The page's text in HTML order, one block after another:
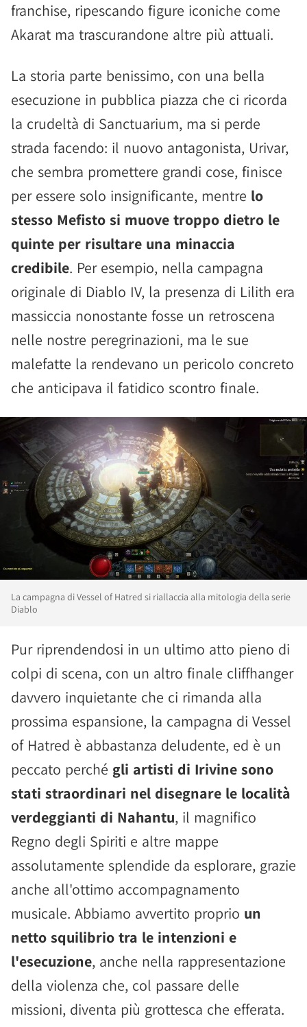
franchise, ripescando figure iconiche come
Akarat ma trascurandone altre più attuali.
La storia parte benissimo, con una bella
esecuzione in pubblica piazza che ci ricorda
la crudeltà di Sanctuarium, ma si perde
strada facendo: il nuovo antagonista, Urivar,
che sembra promettere grandi cose, finisce
per essere solo insignificante, mentre lo
stesso Mefisto si muove troppo dietro le
quinte per risultare una minaccia
credibile. Per esempio, nella campagna
originale di Diablo IV, la presenza di Lilith era
massiccia nonostante fosse un retroscena
nelle nostre peregrinazioni, ma le sue
malefatte la rendevano un pericolo concreto
che anticipava il fatidico scontro finale.
La campagna di Vessel of Hatred si riallaccia alla mitologia della serie
Diablo
Pur riprendendosi in un ultimo atto pieno di
colpi di scena, con un altro finale cliffhanger
davvero inquietante che ci rimanda alla
prossima espansione, la campagna di Vessel
of Hatred è abbastanza deludente, ed è un
peccato perché gli artisti di Irivine sono
stati straordinari nel disegnare le località
verdeggianti di Nahantu, il magnifico
Regno degli Spiriti e altre mappe
assolutamente splendide da esplorare, grazie
anche all'ottimo accompagnamento
musicale. Abbiamo avvertito proprio un
netto squilibrio tra le intenzioni e
l'esecuzione, anche nella rappresentazione
della violenza che, col passare delle
missioni, diventa più grottesca che efferata.